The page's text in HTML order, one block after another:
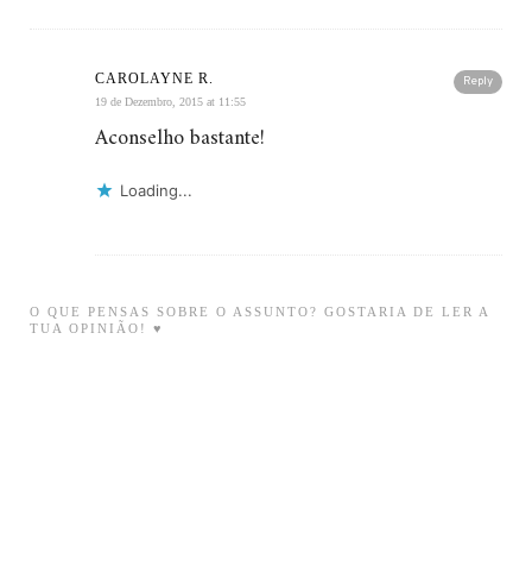
Reply
CAROLAYNE R.
19 de Dezembro, 2015 at 11:55
Aconselho bastante!
Loading...
O QUE PENSAS SOBRE O ASSUNTO? GOSTARIA DE LER A
TUA OPINIÃO! ♥